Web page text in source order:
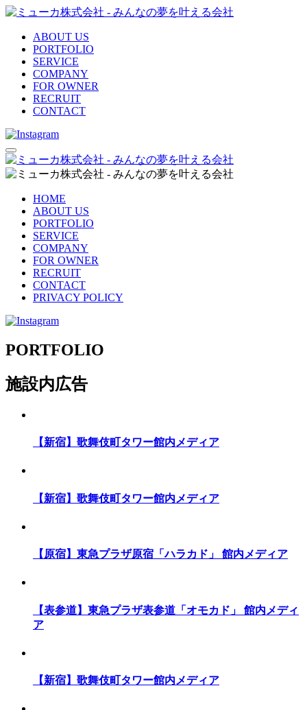
ABOUT US
PORTFOLIO
SERVICE
COMPANY
FOR OWNER
RECRUIT
CONTACT
HOME
ABOUT US
PORTFOLIO
SERVICE
COMPANY
FOR OWNER
RECRUIT
CONTACT
PRIVACY POLICY
PORTFOLIO
施設内広告
【新宿】歌舞伎町タワー館内メディア
【新宿】歌舞伎町タワー館内メディア
【原宿】東急プラザ原宿「ハラカド」 館内メディア
【表参道】東急プラザ表参道「オモカド」 館内メディ
ア
【新宿】歌舞伎町タワー館内メディア